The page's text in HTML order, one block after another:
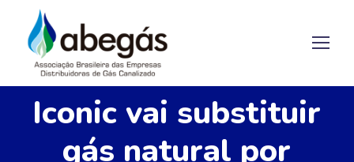
Iconic vai substituir
gás natural por